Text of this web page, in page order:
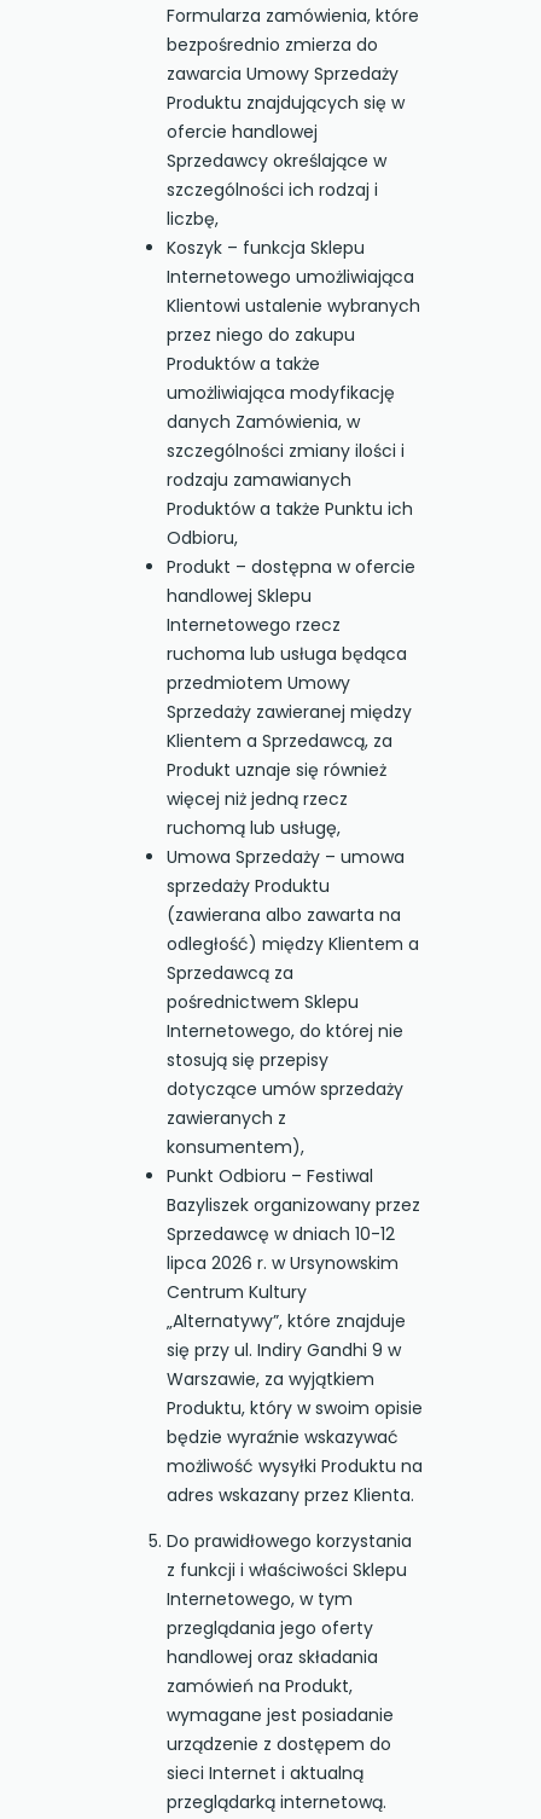
Formularza zamówienia, które
bezpośrednio zmierza do
zawarcia Umowy Sprzedaży
Produktu znajdujących się w
ofercie handlowej
Sprzedawcy określające w
szczególności ich rodzaj i
liczbę,
Koszyk – funkcja Sklepu
Internetowego umożliwiająca
Klientowi ustalenie wybranych
przez niego do zakupu
Produktów a także
umożliwiająca modyfikację
danych Zamówienia, w
szczególności zmiany ilości i
rodzaju zamawianych
Produktów a także Punktu ich
Odbioru,
Produkt – dostępna w ofercie
handlowej Sklepu
Internetowego rzecz
ruchoma lub usługa będąca
przedmiotem Umowy
Sprzedaży zawieranej między
Klientem a Sprzedawcą, za
Produkt uznaje się również
więcej niż jedną rzecz
ruchomą lub usługę,
Umowa Sprzedaży – umowa
sprzedaży Produktu
(zawierana albo zawarta na
odległość) między Klientem a
Sprzedawcą za
pośrednictwem Sklepu
Internetowego, do której nie
stosują się przepisy
dotyczące umów sprzedaży
zawieranych z
konsumentem),
Punkt Odbioru – Festiwal
Bazyliszek organizowany przez
Sprzedawcę w dniach 10-12
lipca 2026 r. w Ursynowskim
Centrum Kultury
„Alternatywy”, które znajduje
się przy ul. Indiry Gandhi 9 w
Warszawie, za wyjątkiem
Produktu, który w swoim opisie
będzie wyraźnie wskazywać
możliwość wysyłki Produktu na
adres wskazany przez Klienta.
Do prawidłowego korzystania
z funkcji i właściwości Sklepu
Internetowego, w tym
przeglądania jego oferty
handlowej oraz składania
zamówień na Produkt,
wymagane jest posiadanie
urządzenie z dostępem do
sieci Internet i aktualną
przeglądarką internetową.